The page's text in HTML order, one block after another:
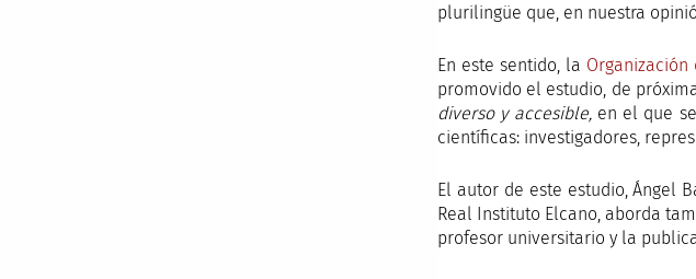
plurilingüe que, en nuestra
En este sentido, la Organización
promovido el estudio, de
diverso y accesible, en el que
científicas: investigadores,
El autor de este estudio, Ángel
Real Instituto Elcano, aborda
profesor universitario y la